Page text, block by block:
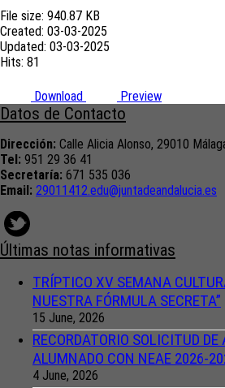
File size: 940.87 KB
Created: 03-03-2025
Updated: 03-03-2025
Hits: 81
Download Preview
Datos de Contacto
Dirección: Calle Alicia Alonso, 29010
Tel: 951 29 36 41
Secretaría: 671 535 036
Email: 29011412.edu@juntadeandalucia.es
Últimas notas informativas
TRÍPTICO XV SEMANA
NUESTRA FÓRMULA SECRETA”
15 June, 2026
RECORDATORIO SOLICITUD DE
ALUMNADO CON NEAE 2026-
4 June, 2026